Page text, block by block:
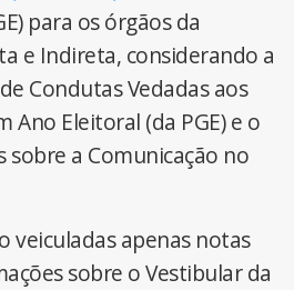
para os órgãos da
e Indireta, considerando a
Condutas Vedadas aos
Ano Eleitoral (da PGE) e o
sobre a Comunicação no
veiculadas apenas notas
sobre o Vestibular da